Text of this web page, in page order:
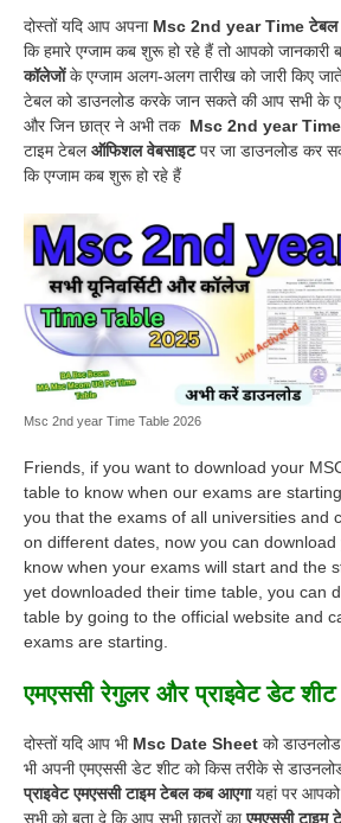
दोस्तों यदि आप अपना Msc 2nd year Timeटेबल
कि हमारे एग्जाम कब शुरू हो रहे हैं तो आपको जानकारी
कॉलेजोंके एग्जाम अलग-अलग तारीख को जारी किए
टेबल को डाउनलोड करके जान सकते की आप सभी के
और जिन छात्र ने अभी तक Msc 2nd year
टाइम टेबलऑफिशल वेबसाइटपर जा डाउनलोड कर
कि एग्जाम कब शुरू हो रहे हैं
Msc 2nd year Time Table 2026
Friends, if you want to download your
table to know when our exams are
you that the exams of all universities and
on different dates, now you can
know when your exams will start and the
yet downloaded their time table, you can
table by going to the official website and
exams are starting.
एमएससी रेगुलर और प्राइवेट डेट
दोस्तों यदि आप भी Msc Date Sheet को
भी अपनी एमएससी डेट शीट को किस तरीके से
प्राइवेट एमएससी टाइम टेबल कब आएगायहां पर आपको
सभी को बता दे कि आप सभी छात्रों काएमएससी टाइम